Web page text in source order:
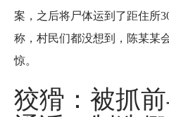
案，之后将尸体运到了距住所
称，村民们都没想到，陈某某
惊。
狡猾：被抓